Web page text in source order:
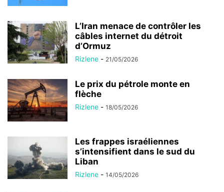
L’Iran menace de contrôler les
câbles internet du détroit
d’Ormuz
Rizlene - 21/05/2026
Le prix du pétrole monte en
flèche
Rizlene - 18/05/2026
Les frappes israéliennes
s’intensifient dans le sud du
Liban
Rizlene - 14/05/2026